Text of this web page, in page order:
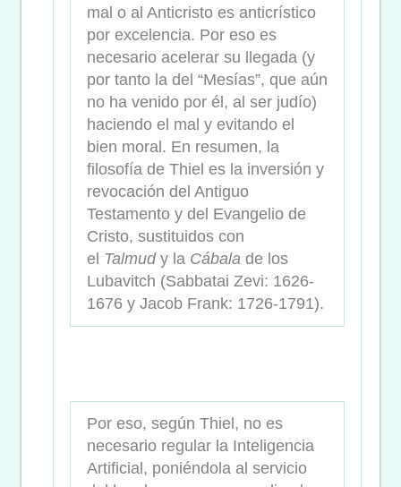
mal o al Anticristo es anticrístico
por excelencia. Por eso es
necesario acelerar su llegada (y
por tanto la del “Mesías”, que aún
no ha venido por él, al ser judío)
haciendo el mal y evitando el
bien moral. En resumen, la
filosofía de Thiel es la inversión y
revocación del Antiguo
Testamento y del Evangelio de
Cristo, sustituidos con
el Talmudy la Cábala de los
Lubavitch (Sabbatai Zevi: 1626-
1676 y Jacob Frank: 1726-1791).
Por eso, según Thiel, no es
necesario regular la Inteligencia
Artificial, poniéndola al servicio